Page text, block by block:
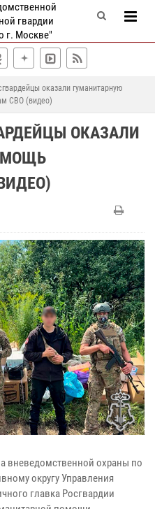
гвардии
г. Москве"
оказали гуманитарную
СВО (видео)
ОКАЗАЛИ
вневедомственной охраны по
округу Управления
главка Росгвардии